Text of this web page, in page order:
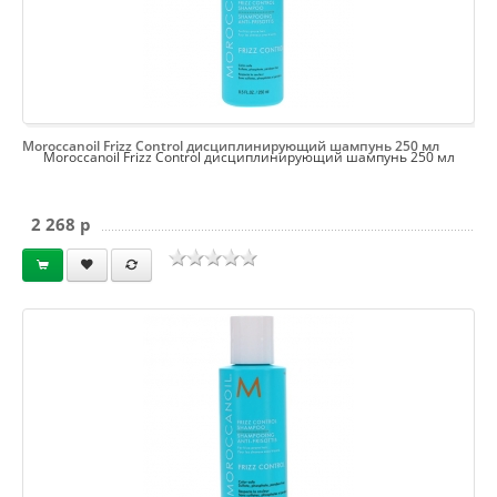
Moroccanoil Frizz Control дисциплинирующий шампунь 250 мл
Moroccanoil Frizz Control дисциплинирующий шампунь 250 мл
2 268 p